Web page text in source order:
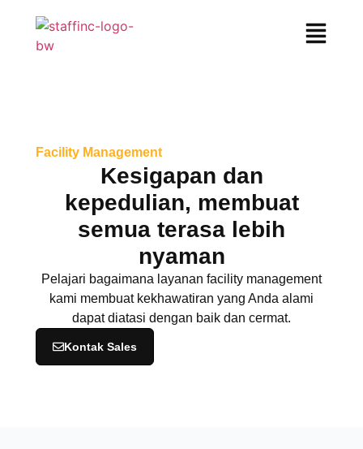
Facility Management
Kesigapan dan
kepedulian, membuat
semua terasa lebih
nyaman​
Pelajari bagaimana layanan facility management
kami membuat kekhawatiran yang Anda alami
dapat diatasi dengan baik dan cermat.
Kontak Sales